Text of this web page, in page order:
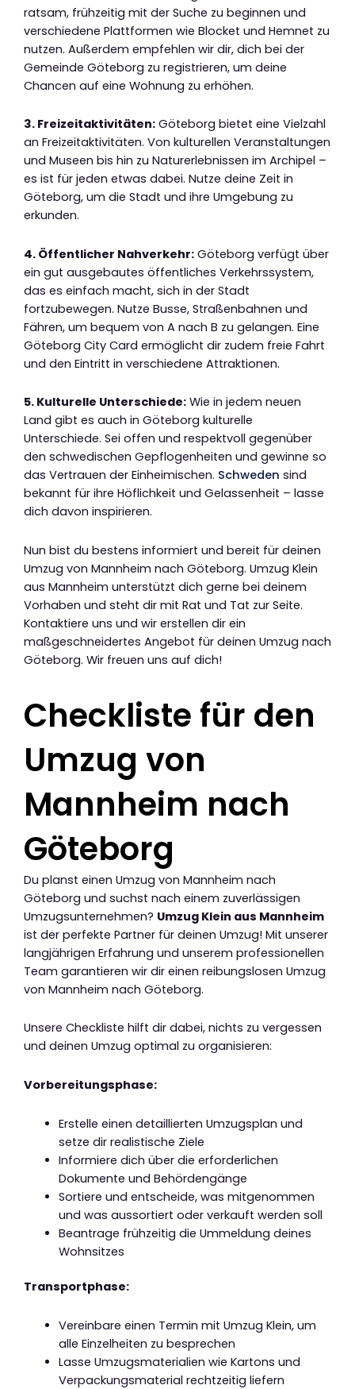
ratsam, frühzeitig mit der Suche zu beginnen und
verschiedene Plattformen wie Blocket und Hemnet zu
nutzen. Außerdem empfehlen wir dir, dich bei der
Gemeinde Göteborg zu registrieren, um deine
Chancen auf eine Wohnung zu erhöhen.
3. Freizeitaktivitäten: Göteborg bietet eine Vielzahl
an Freizeitaktivitäten. Von kulturellen Veranstaltungen
und Museen bis hin zu Naturerlebnissen im Archipel –
es ist für jeden etwas dabei. Nutze deine Zeit in
Göteborg, um die Stadt und ihre Umgebung zu
erkunden.
4. Öffentlicher Nahverkehr: Göteborg verfügt über
ein gut ausgebautes öffentliches Verkehrssystem,
das es einfach macht, sich in der Stadt
fortzubewegen. Nutze Busse, Straßenbahnen und
Fähren, um bequem von A nach B zu gelangen. Eine
Göteborg City Card ermöglicht dir zudem freie Fahrt
und den Eintritt in verschiedene Attraktionen.
5. Kulturelle Unterschiede: Wie in jedem neuen
Land gibt es auch in Göteborg kulturelle
Unterschiede. Sei offen und respektvoll gegenüber
den schwedischen Gepflogenheiten und gewinne so
das Vertrauen der Einheimischen. Schweden sind
bekannt für ihre Höflichkeit und Gelassenheit – lasse
dich davon inspirieren.
Nun bist du bestens informiert und bereit für deinen
Umzug von Mannheim nach Göteborg. Umzug Klein
aus Mannheim unterstützt dich gerne bei deinem
Vorhaben und steht dir mit Rat und Tat zur Seite.
Kontaktiere uns und wir erstellen dir ein
maßgeschneidertes Angebot für deinen Umzug nach
Göteborg. Wir freuen uns auf dich!
Checkliste für den
Umzug von
Mannheim nach
Göteborg
Du planst einen Umzug von Mannheim nach
Göteborg und suchst nach einem zuverlässigen
Umzugsunternehmen? Umzug Klein aus Mannheim
ist der perfekte Partner für deinen Umzug! Mit unserer
langjährigen Erfahrung und unserem professionellen
Team garantieren wir dir einen reibungslosen Umzug
von Mannheim nach Göteborg.
Unsere Checkliste hilft dir dabei, nichts zu vergessen
und deinen Umzug optimal zu organisieren:
Vorbereitungsphase:
Erstelle einen detaillierten Umzugsplan und
setze dir realistische Ziele
Informiere dich über die erforderlichen
Dokumente und Behördengänge
Sortiere und entscheide, was mitgenommen
und was aussortiert oder verkauft werden soll
Beantrage frühzeitig die Ummeldung deines
Wohnsitzes
Transportphase:
Vereinbare einen Termin mit Umzug Klein, um
alle Einzelheiten zu besprechen
Lasse Umzugsmaterialien wie Kartons und
Verpackungsmaterial rechtzeitig liefern